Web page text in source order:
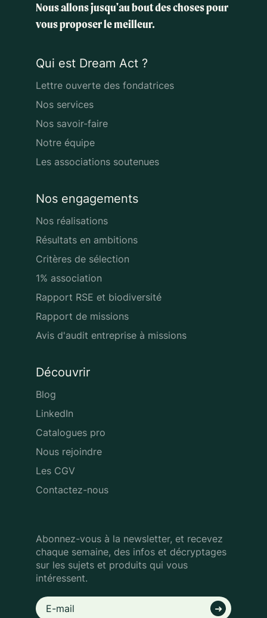
Nous allons jusqu'au bout des chosespour
vous proposer le meilleur.
Qui est Dream Act ?
Lettre ouverte des fondatrices
Nos services
Nos savoir-faire
Notre équipe
Les associations soutenues
Nos engagements
Nos réalisations
Résultats en ambitions
Critères de sélection
1% association
Rapport RSE et biodiversité
Rapport de missions
Avis d'audit entreprise à missions
Découvrir
Blog
LinkedIn
Catalogues pro
Nous rejoindre
Les CGV
Contactez-nous
Abonnez-vous à la newsletter, et recevez
chaque semaine, des infos et décryptages
sur les sujets et produits qui vous
intéressent.